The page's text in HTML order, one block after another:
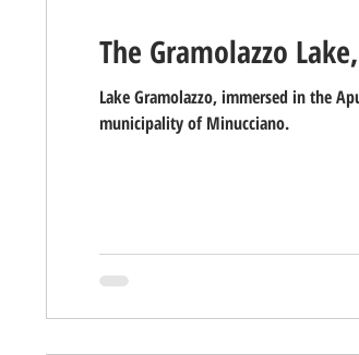
The Gramolazzo
Lake Gramolazzo, immersed in the
municipality of Minucciano.